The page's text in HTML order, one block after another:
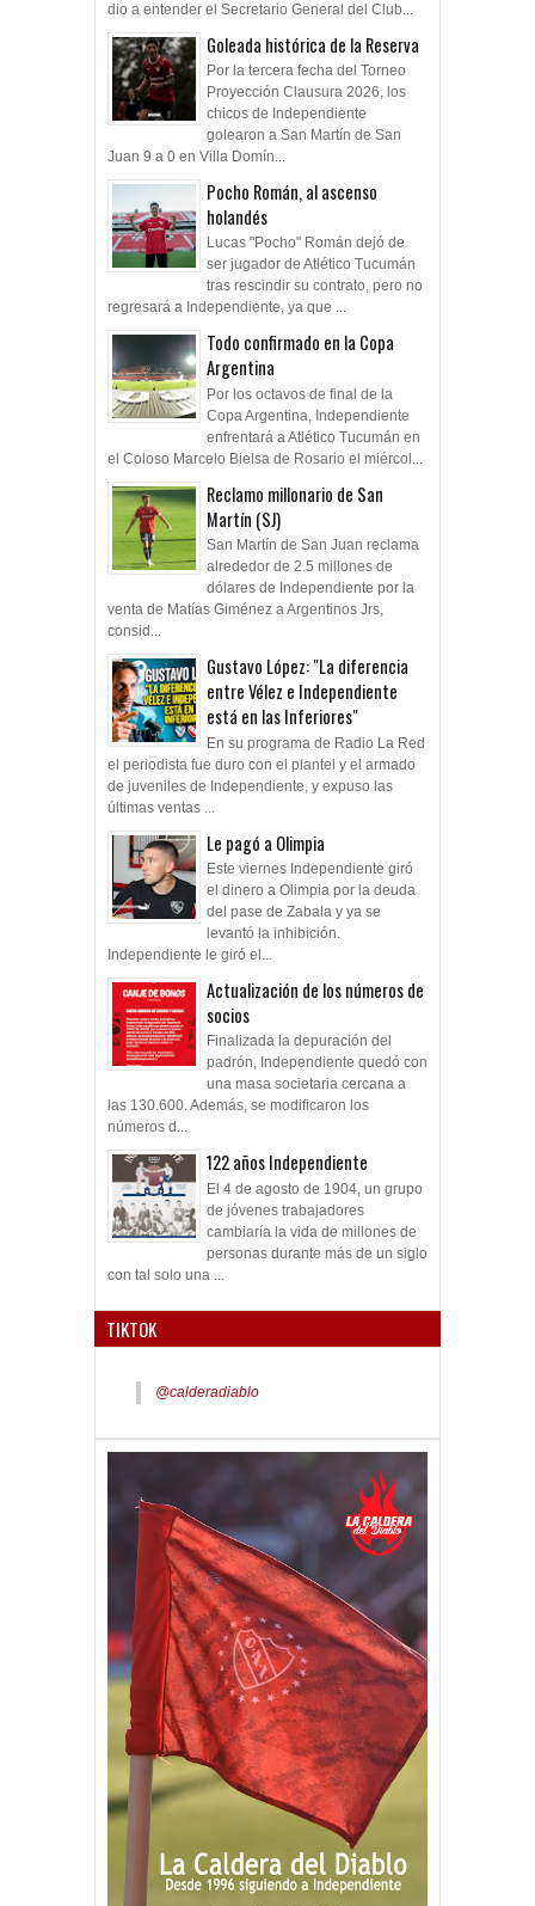
dio a entender el Secretario General del Club...
Goleada histórica de la Reserva
Por la tercera fecha del Torneo
Proyección Clausura 2026, los
chicos de Independiente
golearon a San Martín de San
Juan 9 a 0 en Villa Domín...
Pocho Román, al ascenso
holandés
Lucas "Pocho" Román dejó de
ser jugador de Atlético Tucumán
tras rescindir su contrato, pero no
regresará a Independiente, ya que ...
Todo confirmado en la Copa
Argentina
Por los octavos de final de la
Copa Argentina, Independiente
enfrentará a Atlético Tucumán en
el Coloso Marcelo Bielsa de Rosario el miércol...
Reclamo millonario de San
Martín (SJ)
San Martín de San Juan reclama
alrededor de 2.5 millones de
dólares de Independiente por la
venta de Matías Giménez a Argentinos Jrs,
consid...
Gustavo López: "La diferencia
entre Vélez e Independiente
está en las Inferiores"
En su programa de Radio La Red
el periodista fue duro con el plantel y el armado
de juveniles de Independiente, y expuso las
últimas ventas ...
Le pagó a Olimpia
Este viernes Independiente giró
el dinero a Olimpia por la deuda
del pase de Zabala y ya se
levantó la inhibición.
Independiente le giró el...
Actualización de los números de
socios
Finalizada la depuración del
padrón, Independiente quedó con
una masa societaria cercana a
las 130.600. Además, se modificaron los
números d...
122 años Independiente
El 4 de agosto de 1904, un grupo
de jóvenes trabajadores
cambiaría la vida de millones de
personas durante más de un siglo
con tal solo una ...
TIKTOK
@calderadiablo